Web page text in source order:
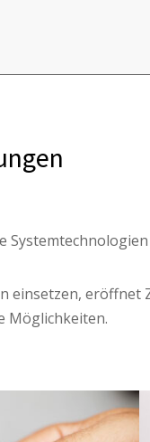
einsetzen,
Möglichkeiten.